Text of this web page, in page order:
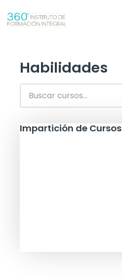
to
Habilidades
Impartición de Cursos